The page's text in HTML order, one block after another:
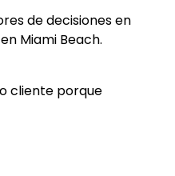
de decisiones en
Miami Beach.
cliente porque